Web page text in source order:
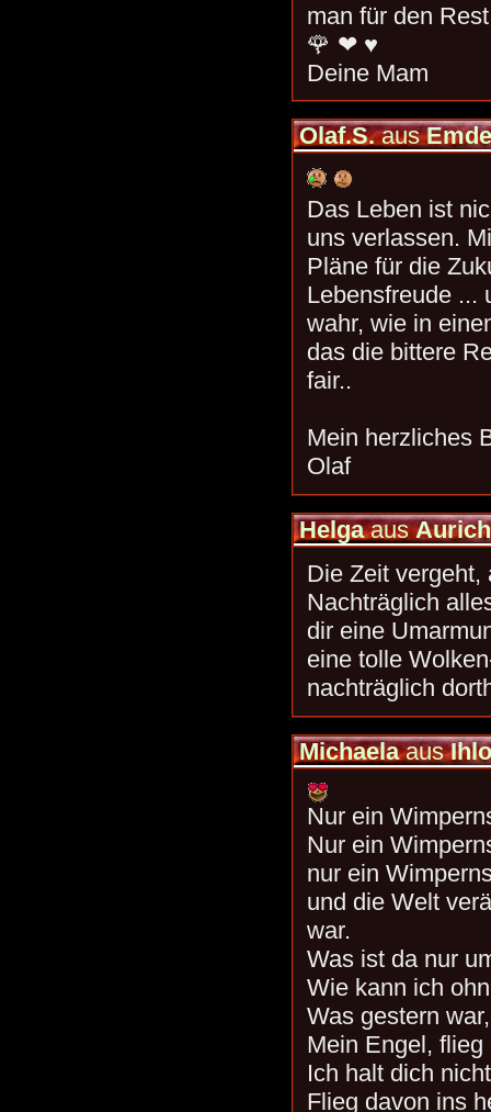
man für den
🌹 ❤ ♥️
Deine Mam
Olaf.S.aus
Das Leben ist
uns verlassen.
Pläne für die
Lebensfreude ...
wahr, wie in
das die bittere
fair..
Mein herzliches
Olaf
Helgaaus
Die Zeit vergeht,
Nachträglich
dir eine
eine tolle
nachträglich
Michaelaaus
Nur ein
Nur ein
nur ein
und die Welt
war.
Was ist da nur
Wie kann ich
Was gestern
Mein Engel, flieg
Ich halt dich
Flieg davon ins